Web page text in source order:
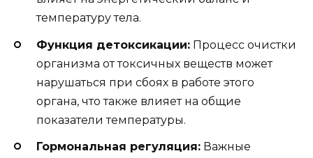
температуру тела.
Функция детоксикации: Процесс очистки
организма от токсичных веществ может
нарушаться при сбоях в работе этого
органа, что также влияет на общие
показатели температуры.
Гормональная регуляция: Важные